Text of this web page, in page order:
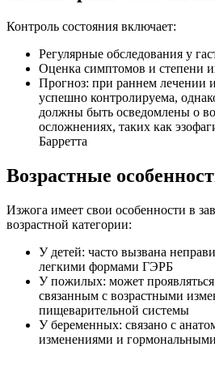
Контроль состояния включает:
Регулярные обследования у
Оценка симптомов и степени
Прогноз: при раннем лечении
успешно контролируема,
должны быть осведомлены о
осложнениях, таких как
Барретта
Возрастные
Изжога имеет свои особенности в
возрастной категории:
У детей: часто вызвана
легкими формами ГЭРБ
У пожилых: может
связанным с возрастными
пищеварительной системы
У беременных: связано с
изменениями и